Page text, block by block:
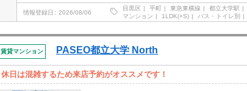
情報登録日 2026/08/06
目黒区 平町 東急東横線 都立大学駅
マンション
1LDK(+S) バス・トイレ別
賃貸マンション PASEO都立大学 North
休日は混雑するため来店予約がオススメです！